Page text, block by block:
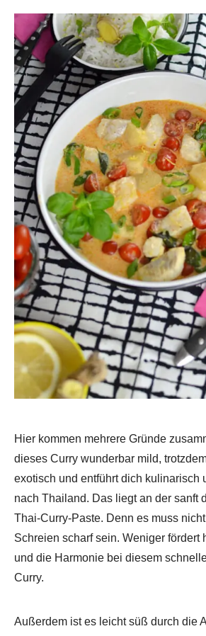
Hier kommen mehrere Gründe
dieses Curry wunderbar mild,
exotisch und entführt dich kulinarisch
nach Thailand. Das liegt an der sanft
Thai-Curry-Paste. Denn es muss
Schreien scharf sein. Weniger fördert
und die Harmonie bei diesem
Curry.
Außerdem ist es leicht süß durch die